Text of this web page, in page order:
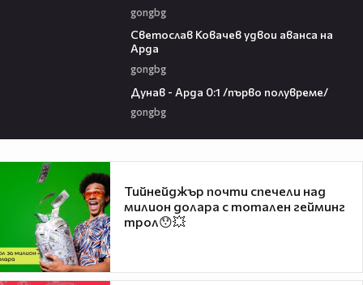
gongbg
Светослав Ковачев удвои аванса на
Арда
gongbg
Дунав - Арда 0:1 /първо полувреме/
gongbg
Тийнейджър почти спечели над
милион долара с тотален гейминг
трол😯💥